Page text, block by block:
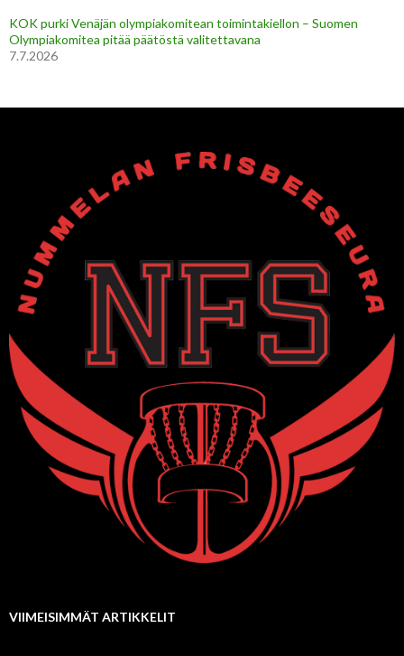
KOK purki Venäjän olympiakomitean toimintakiellon – Suomen
Olympiakomitea pitää päätöstä valitettavana
7.7.2026
VIIMEISIMMÄT ARTIKKELIT